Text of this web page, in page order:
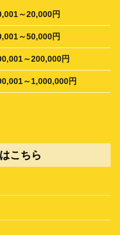
～20,000円
～50,000円
～200,000円
～1,000,000円
こちら